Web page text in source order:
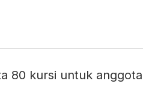
80 kursi untuk